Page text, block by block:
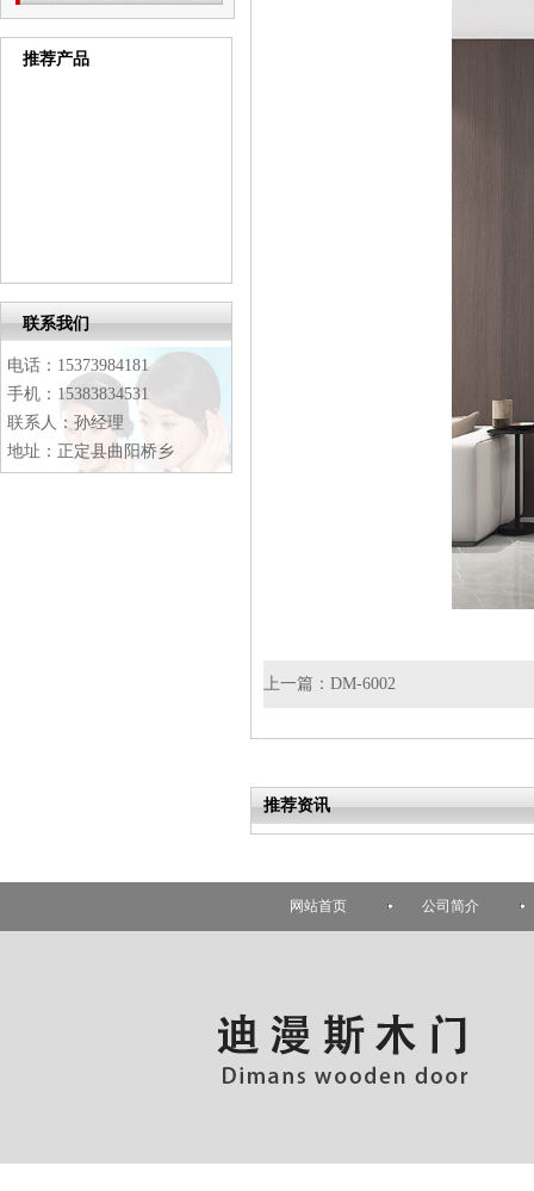
推荐产品
联系我们
电话：15373984181
手机：15383834531
联系人：孙经理
地址：正定县曲阳桥乡
上一篇： DM-6002
推荐资讯
网站首页 公司简介